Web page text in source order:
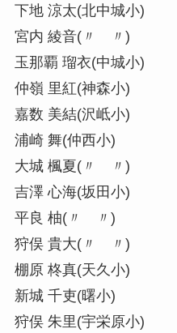
下地 涼太(北中城小)
宮内 綾音(〃 〃)
玉那覇 瑠衣(中城小)
仲嶺 里紅(神森小)
嘉数 美結(沢岻小)
浦崎 舞(仲西小)
大城 楓夏(〃 〃)
吉澤 心海(坂田小)
平良 柚(〃 〃)
狩俣 貴大(〃 〃)
棚原 柊真(天久小)
新城 千吏(曙小)
狩俣 朱里(宇栄原小)